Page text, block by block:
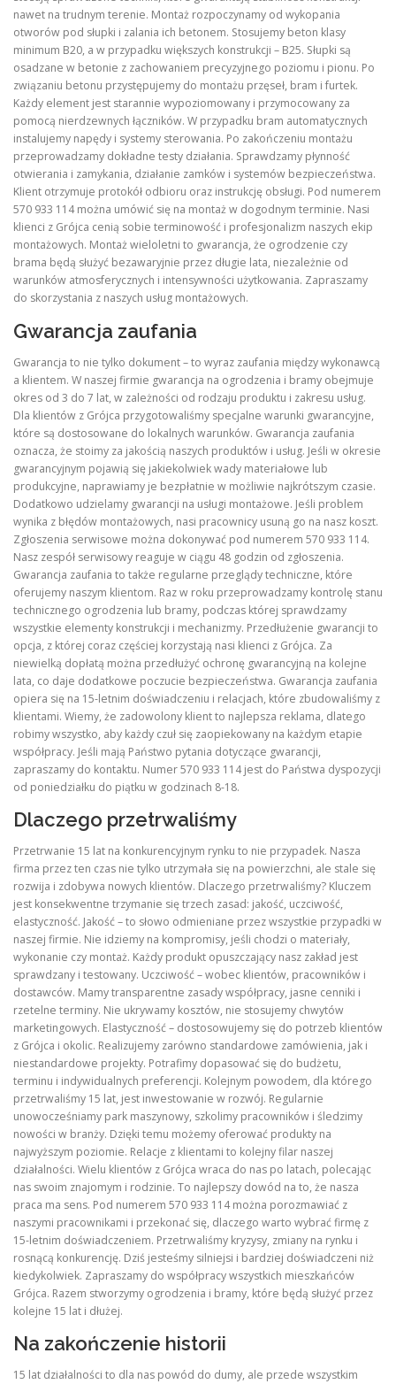
nawet na trudnym terenie. Montaż rozpoczynamy od wykopania
otworów pod słupki i zalania ich betonem. Stosujemy beton klasy
minimum B20, a w przypadku większych konstrukcji – B25. Słupki są
osadzane w betonie z zachowaniem precyzyjnego poziomu i pionu. Po
związaniu betonu przystępujemy do montażu przęseł, bram i furtek.
Każdy element jest starannie wypoziomowany i przymocowany za
pomocą nierdzewnych łączników. W przypadku bram automatycznych
instalujemy napędy i systemy sterowania. Po zakończeniu montażu
przeprowadzamy dokładne testy działania. Sprawdzamy płynność
otwierania i zamykania, działanie zamków i systemów bezpieczeństwa.
Klient otrzymuje protokół odbioru oraz instrukcję obsługi. Pod numerem
570 933 114 można umówić się na montaż w dogodnym terminie. Nasi
klienci z Grójca cenią sobie terminowość i profesjonalizm naszych ekip
montażowych. Montaż wieloletni to gwarancja, że ogrodzenie czy
brama będą służyć bezawaryjnie przez długie lata, niezależnie od
warunków atmosferycznych i intensywności użytkowania. Zapraszamy
do skorzystania z naszych usług montażowych.
Gwarancja zaufania
Gwarancja to nie tylko dokument – to wyraz zaufania między wykonawcą
a klientem. W naszej firmie gwarancja na ogrodzenia i bramy obejmuje
okres od 3 do 7 lat, w zależności od rodzaju produktu i zakresu usług.
Dla klientów z Grójca przygotowaliśmy specjalne warunki gwarancyjne,
które są dostosowane do lokalnych warunków. Gwarancja zaufania
oznacza, że stoimy za jakością naszych produktów i usług. Jeśli w okresie
gwarancyjnym pojawią się jakiekolwiek wady materiałowe lub
produkcyjne, naprawiamy je bezpłatnie w możliwie najkrótszym czasie.
Dodatkowo udzielamy gwarancji na usługi montażowe. Jeśli problem
wynika z błędów montażowych, nasi pracownicy usuną go na nasz koszt.
Zgłoszenia serwisowe można dokonywać pod numerem 570 933 114.
Nasz zespół serwisowy reaguje w ciągu 48 godzin od zgłoszenia.
Gwarancja zaufania to także regularne przeglądy techniczne, które
oferujemy naszym klientom. Raz w roku przeprowadzamy kontrolę stanu
technicznego ogrodzenia lub bramy, podczas której sprawdzamy
wszystkie elementy konstrukcji i mechanizmy. Przedłużenie gwarancji to
opcja, z której coraz częściej korzystają nasi klienci z Grójca. Za
niewielką dopłatą można przedłużyć ochronę gwarancyjną na kolejne
lata, co daje dodatkowe poczucie bezpieczeństwa. Gwarancja zaufania
opiera się na 15-letnim doświadczeniu i relacjach, które zbudowaliśmy z
klientami. Wiemy, że zadowolony klient to najlepsza reklama, dlatego
robimy wszystko, aby każdy czuł się zaopiekowany na każdym etapie
współpracy. Jeśli mają Państwo pytania dotyczące gwarancji,
zapraszamy do kontaktu. Numer 570 933 114 jest do Państwa dyspozycji
od poniedziałku do piątku w godzinach 8-18.
Dlaczego przetrwaliśmy
Przetrwanie 15 lat na konkurencyjnym rynku to nie przypadek. Nasza
firma przez ten czas nie tylko utrzymała się na powierzchni, ale stale się
rozwija i zdobywa nowych klientów. Dlaczego przetrwaliśmy? Kluczem
jest konsekwentne trzymanie się trzech zasad: jakość, uczciwość,
elastyczność. Jakość – to słowo odmieniane przez wszystkie przypadki w
naszej firmie. Nie idziemy na kompromisy, jeśli chodzi o materiały,
wykonanie czy montaż. Każdy produkt opuszczający nasz zakład jest
sprawdzany i testowany. Uczciwość – wobec klientów, pracowników i
dostawców. Mamy transparentne zasady współpracy, jasne cenniki i
rzetelne terminy. Nie ukrywamy kosztów, nie stosujemy chwytów
marketingowych. Elastyczność – dostosowujemy się do potrzeb klientów
z Grójca i okolic. Realizujemy zarówno standardowe zamówienia, jak i
niestandardowe projekty. Potrafimy dopasować się do budżetu,
terminu i indywidualnych preferencji. Kolejnym powodem, dla którego
przetrwaliśmy 15 lat, jest inwestowanie w rozwój. Regularnie
unowocześniamy park maszynowy, szkolimy pracowników i śledzimy
nowości w branży. Dzięki temu możemy oferować produkty na
najwyższym poziomie. Relacje z klientami to kolejny filar naszej
działalności. Wielu klientów z Grójca wraca do nas po latach, polecając
nas swoim znajomym i rodzinie. To najlepszy dowód na to, że nasza
praca ma sens. Pod numerem 570 933 114 można porozmawiać z
naszymi pracownikami i przekonać się, dlaczego warto wybrać firmę z
15-letnim doświadczeniem. Przetrwaliśmy kryzysy, zmiany na rynku i
rosnącą konkurencję. Dziś jesteśmy silniejsi i bardziej doświadczeni niż
kiedykolwiek. Zapraszamy do współpracy wszystkich mieszkańców
Grójca. Razem stworzymy ogrodzenia i bramy, które będą służyć przez
kolejne 15 lat i dłużej.
Na zakończenie historii
15 lat działalności to dla nas powód do dumy, ale przede wszystkim